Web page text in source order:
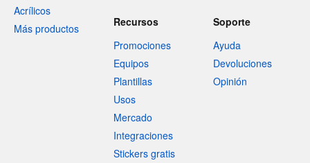
Acrílicos
Más productos
Recursos
Promociones
Equipos
Plantillas
Usos
Mercado
Integraciones
Stickers gratis
Soporte
Ayuda
Devoluciones
Opinión